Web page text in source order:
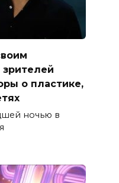
о пластике,
ночью в